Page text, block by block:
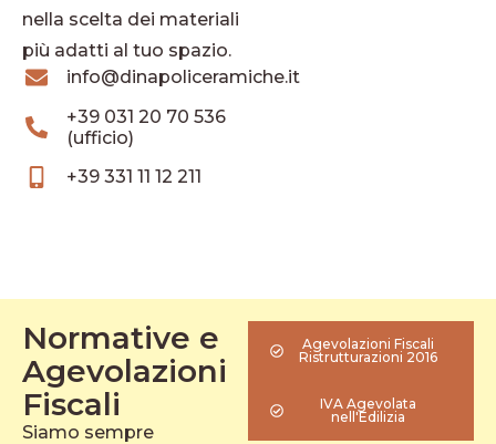
nella scelta dei materiali
più adatti al tuo spazio.
info@dinapoliceramiche.it
+39 031 20 70 536
(ufficio)
+39 331 11 12 211
Normative e
Agevolazioni
Fiscali
Siamo sempre
Agevolazioni Fiscali
Ristrutturazioni 2016
IVA Agevolata
nell'Edilizia